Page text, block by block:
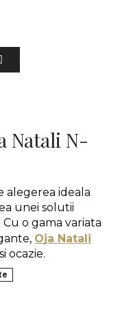
Natali N-
alegerea ideala
unei solutii
o gama variata
Oja Natali
ocazie.